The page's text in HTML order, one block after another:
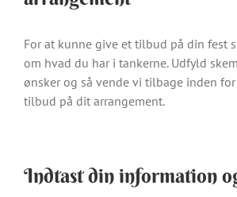
For at kunne give et tilbud på din fest
om hvad du har i tankerne. Udfyld
ønsker og så vende vi tilbage inden
tilbud på dit arrangement.
Indtast din information